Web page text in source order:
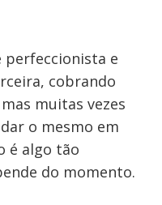
perfeccionista e
cobrando
muitas vezes
o mesmo em
é algo tão
do momento.